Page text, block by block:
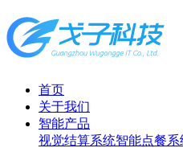
首页
关于我们
智能产品
视觉结算系统智能点餐系